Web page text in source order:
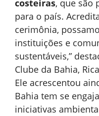
costeiras, que são
para o país.
cerimônia,
instituições e
sustentáveis,”
Clube da Bahia,
Ele acrescentou
Bahia tem se
iniciativas